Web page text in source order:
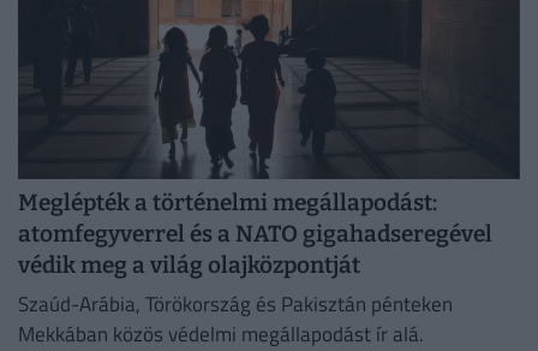
Meglépték a történelmi megállapodást:
atomfegyverrel és a NATO gigahadseregével
védik meg a világ olajközpontját
Szaúd-Arábia, Törökország és Pakisztán pénteken
Mekkában közös védelmi megállapodást ír alá.